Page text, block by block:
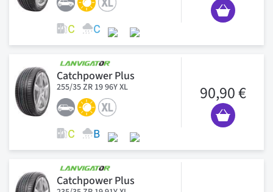
Catchpower Plus
255/35 ZR 19 96Y XL 90,90 €
Catchpower Plus